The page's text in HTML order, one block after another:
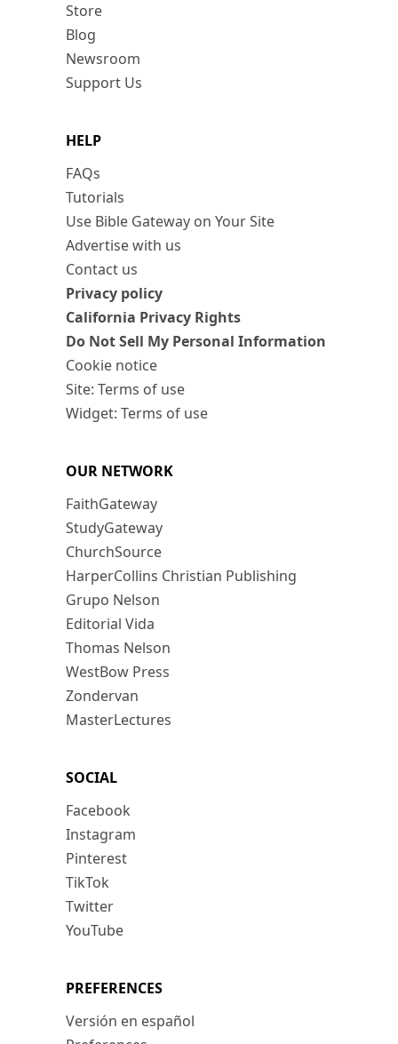
Store
Blog
Newsroom
Support Us
HELP
FAQs
Tutorials
Use Bible Gateway on Your Site
Advertise with us
Contact us
Privacy policy
California Privacy Rights
Do Not Sell My Personal Information
Cookie notice
Site: Terms of use
Widget: Terms of use
OUR NETWORK
FaithGateway
StudyGateway
ChurchSource
HarperCollins Christian Publishing
Grupo Nelson
Editorial Vida
Thomas Nelson
WestBow Press
Zondervan
MasterLectures
SOCIAL
Facebook
Instagram
Pinterest
TikTok
Twitter
YouTube
PREFERENCES
Versión en español